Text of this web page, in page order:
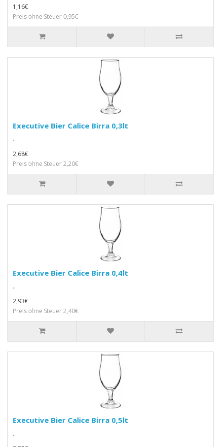
1,16€
Preis ohne Steuer 0,95€
Executive Bier Calice Birra 0,3lt
..
2,68€
Preis ohne Steuer 2,20€
Executive Bier Calice Birra 0,4lt
..
2,93€
Preis ohne Steuer 2,40€
Executive Bier Calice Birra 0,5lt
..